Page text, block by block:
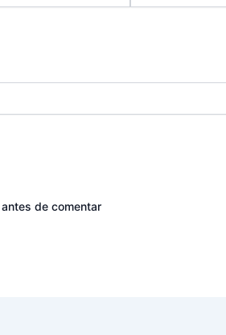
de comentar